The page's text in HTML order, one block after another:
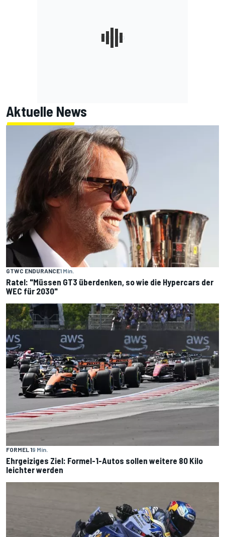
Aktuelle News
GTWC ENDURANCE1 Min.
Ratel: "Müssen GT3 überdenken, so wie die Hypercars der
WEC für 2030"
FORMEL 19 Min.
Ehrgeiziges Ziel: Formel-1-Autos sollen weitere 80 Kilo
leichter werden